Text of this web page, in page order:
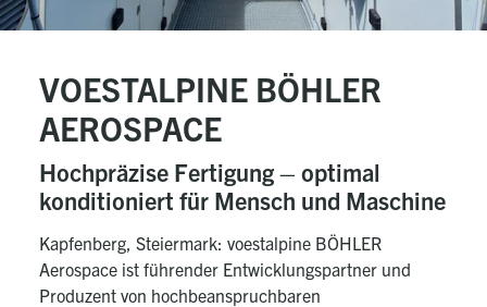
VOESTALPINE BÖHLER
AEROSPACE
Hochpräzise Fertigung – optimal
konditioniert für Mensch und Maschine
Kapfenberg, Steiermark: voestalpine BÖHLER
Aerospace ist führender Entwicklungspartner und
Produzent von hochbeanspruchbaren